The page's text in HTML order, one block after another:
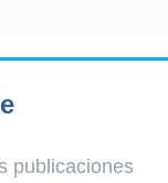
publicaciones